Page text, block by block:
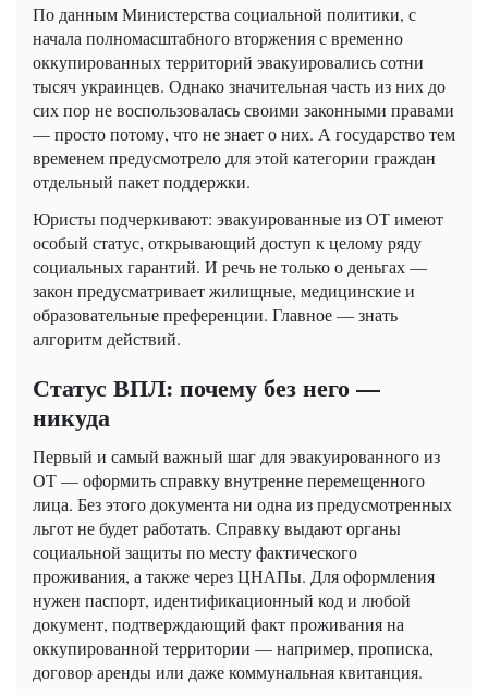
По данным Министерства социальной политики, с
начала полномасштабного вторжения с временно
оккупированных территорий эвакуировались сотни
тысяч украинцев. Однако значительная часть из них до
сих пор не воспользовалась своими законными правами
— просто потому, что не знает о них. А государство тем
временем предусмотрело для этой категории граждан
отдельный пакет поддержки.
Юристы подчеркивают: эвакуированные из ОТ имеют
особый статус, открывающий доступ к целому ряду
социальных гарантий. И речь не только о деньгах —
закон предусматривает жилищные, медицинские и
образовательные преференции. Главное — знать
алгоритм действий.
Статус ВПЛ: почему без него —
никуда
Первый и самый важный шаг для эвакуированного из
ОТ — оформить справку внутренне перемещенного
лица. Без этого документа ни одна из предусмотренных
льгот не будет работать. Справку выдают органы
социальной защиты по месту фактического
проживания, а также через ЦНАПы. Для оформления
нужен паспорт, идентификационный код и любой
документ, подтверждающий факт проживания на
оккупированной территории — например, прописка,
договор аренды или даже коммунальная квитанция.